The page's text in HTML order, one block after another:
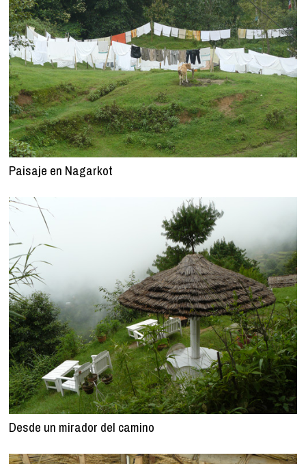
Paisaje en Nagarkot
Desde un mirador del camino